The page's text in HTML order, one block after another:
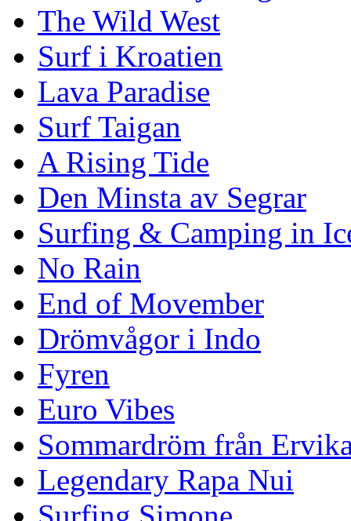
The Wild West
Surf i Kroatien
Lava Paradise
Surf Taigan
A Rising Tide
Den Minsta av Segrar
Surfing & Camping in
No Rain
End of Movember
Drömvågor i Indo
Fyren
Euro Vibes
Sommardröm från
Legendary Rapa Nui